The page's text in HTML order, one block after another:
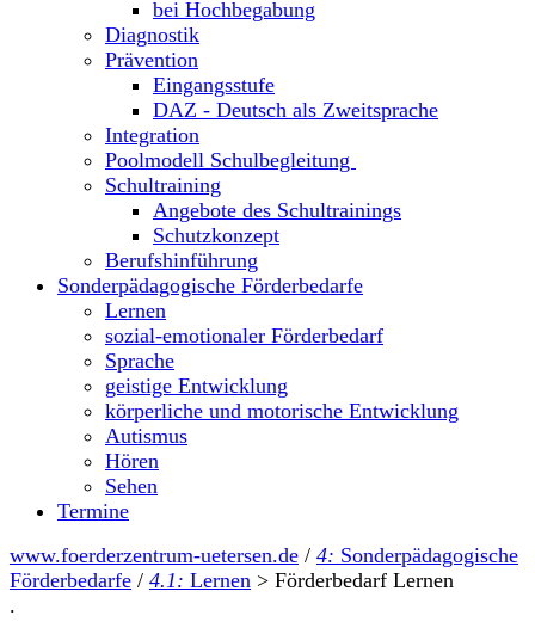
bei Hochbegabung
Diagnostik
Prävention
Eingangsstufe
DAZ - Deutsch als Zweitsprache
Integration
Poolmodell Schulbegleitung
Schultraining
Angebote des Schultrainings
Schutzkonzept
Berufshinführung
Sonderpädagogische Förderbedarfe
Lernen
sozial-emotionaler Förderbedarf
Sprache
geistige Entwicklung
körperliche und motorische Entwicklung
Autismus
Hören
Sehen
Termine
www.foerderzentrum-uetersen.de / 4: Sonderpädagogische
Förderbedarfe / 4.1: Lernen > Förderbedarf Lernen
.